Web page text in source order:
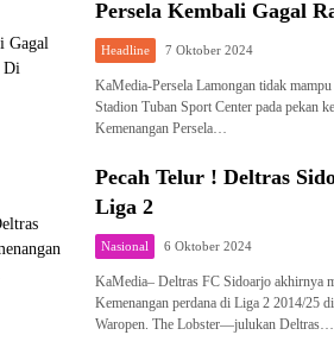
Persela Kembali Gagal
Headline 7 Oktober 2024
KaMedia-Persela Lamongan tidak
Stadion Tuban Sport Center pada pekan
Kemenangan Persela…
Pecah Telur ! Deltras
Liga 2
Nasional 6 Oktober 2024
KaMedia– Deltras FC Sidoarjo akhirnya
Kemenangan perdana di Liga 2 2014/25
Waropen. The Lobster—julukan Deltras…